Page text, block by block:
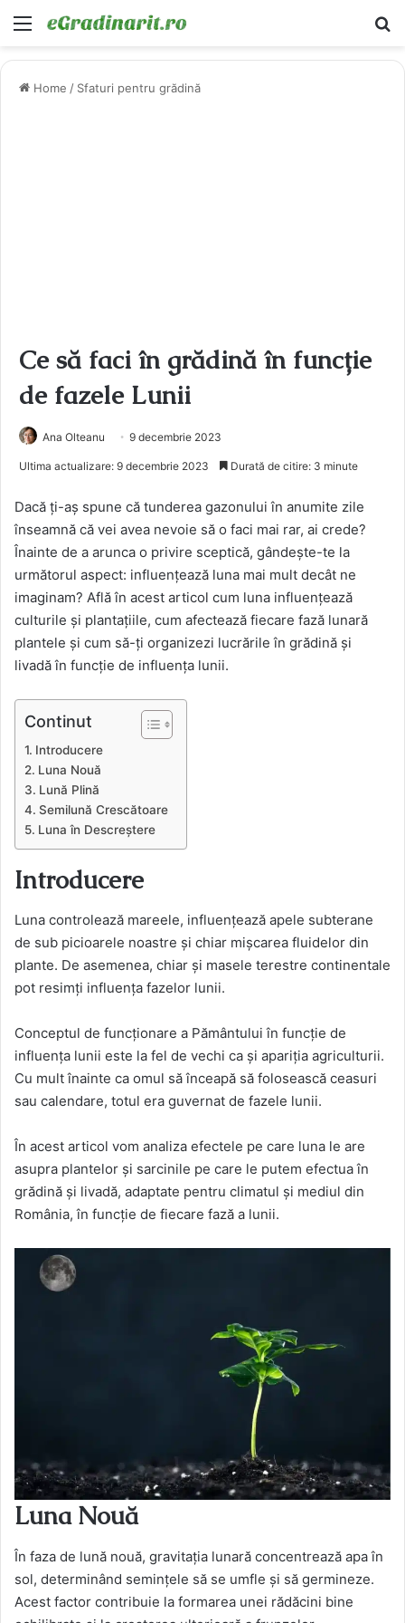
Menu
Home / Sfaturi pentru grădină
Ce să faci în grădină în funcție
de fazele Lunii
Ana Olteanu 9 decembrie 2023
Ultima actualizare: 9 decembrie 2023 Durată de citire: 3 minute
Dacă ți-aș spune că tunderea gazonului în anumite zile
înseamnă că vei avea nevoie să o faci mai rar, ai crede?
Înainte de a arunca o privire sceptică, gândește-te la
următorul aspect: influențează luna mai mult decât ne
imaginam? Află în acest articol cum luna influențează
culturile și plantațiile, cum afectează fiecare fază lunară
plantele și cum să-ți organizezi lucrările în grădină și
livadă în funcție de influența lunii.
Continut
Introducere
Luna Nouă
Lună Plină
Semilună Crescătoare
Luna în Descreștere
Introducere
Luna controlează mareele, influențează apele subterane
de sub picioarele noastre și chiar mișcarea fluidelor din
plante. De asemenea, chiar și masele terestre continentale
pot resimți influența fazelor lunii.
Conceptul de funcționare a Pământului în funcție de
influența lunii este la fel de vechi ca și apariția agriculturii.
Cu mult înainte ca omul să înceapă să folosească ceasuri
sau calendare, totul era guvernat de fazele lunii.
În acest articol vom analiza efectele pe care luna le are
asupra plantelor și sarcinile pe care le putem efectua în
grădină și livadă, adaptate pentru climatul și mediul din
România, în funcție de fiecare fază a lunii.
Luna Nouă
În faza de lună nouă, gravitația lunară concentrează apa în
sol, determinând semințele să se umfle și să germineze.
Acest factor contribuie la formarea unei rădăcini bine